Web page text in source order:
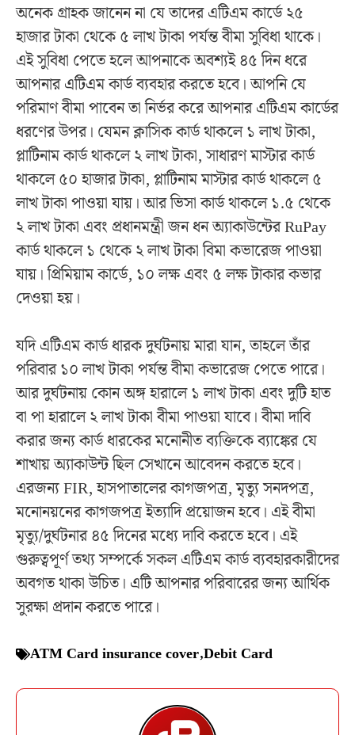
অনেক গ্রাহক জানেন না যে তাদের এটিএম কার্ডে ২৫
হাজার টাকা থেকে ৫ লাখ টাকা পর্যন্ত বীমা সুবিধা থাকে।
এই সুবিধা পেতে হলে আপনাকে অবশ্যই ৪৫ দিন ধরে
আপনার এটিএম কার্ড ব্যবহার করতে হবে। আপনি যে
পরিমাণ বীমা পাবেন তা নির্ভর করে আপনার এটিএম কার্ডের
ধরণের উপর। যেমন ক্লাসিক কার্ড থাকলে ১ লাখ টাকা,
প্লাটিনাম কার্ড থাকলে ২ লাখ টাকা, সাধারণ মাস্টার কার্ড
থাকলে ৫০ হাজার টাকা, প্লাটিনাম মাস্টার কার্ড থাকলে ৫
লাখ টাকা পাওয়া যায়। আর ভিসা কার্ড থাকলে ১.৫ থেকে
২ লাখ টাকা এবং প্রধানমন্ত্রী জন ধন অ্যাকাউন্টের RuPay
কার্ড থাকলে ১ থেকে ২ লাখ টাকা বিমা কভারেজ পাওয়া
যায়। প্রিমিয়াম কার্ডে, ১০ লক্ষ এবং ৫ লক্ষ টাকার কভার
দেওয়া হয়।
যদি এটিএম কার্ড ধারক দুর্ঘটনায় মারা যান, তাহলে তাঁর
পরিবার ১০ লাখ টাকা পর্যন্ত বীমা কভারেজ পেতে পারে।
আর দুর্ঘটনায় কোন অঙ্গ হারালে ১ লাখ টাকা এবং দুটি হাত
বা পা হারালে ২ লাখ টাকা বীমা পাওয়া যাবে। বীমা দাবি
করার জন্য কার্ড ধারকের মনোনীত ব্যক্তিকে ব্যাঙ্কের যে
শাখায় অ্যাকাউন্ট ছিল সেখানে আবেদন করতে হবে।
এরজন্য FIR, হাসপাতালের কাগজপত্র, মৃত্যু সনদপত্র,
মনোনয়নের কাগজপত্র ইত্যাদি প্রয়োজন হবে। এই বীমা
মৃত্যু/দুর্ঘটনার ৪৫ দিনের মধ্যে দাবি করতে হবে। এই
গুরুত্বপূর্ণ তথ্য সম্পর্কে সকল এটিএম কার্ড ব্যবহারকারীদের
অবগত থাকা উচিত। এটি আপনার পরিবারের জন্য আর্থিক
সুরক্ষা প্রদান করতে পারে।
ATM Card insurance cover,Debit Card